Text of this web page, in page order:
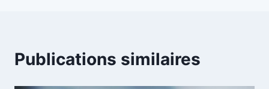
Publications similaires